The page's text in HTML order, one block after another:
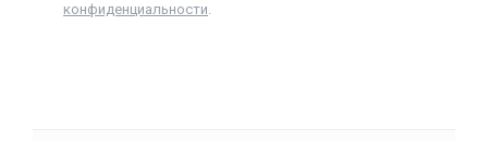
конфиденциальности.